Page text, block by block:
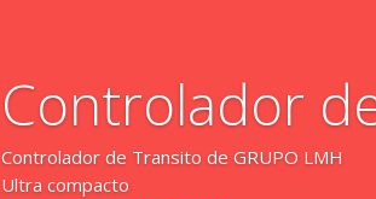
Controlador
Controlador de Transito de GRUPO LMH
Ultra compacto